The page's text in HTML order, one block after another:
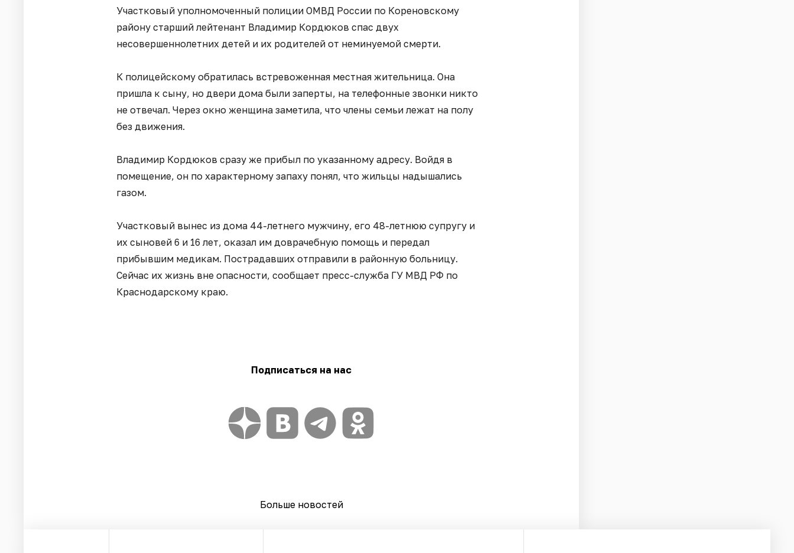
Участковый уполномоченный полиции ОМВД России по Кореновскому
району старший лейтенант Владимир Кордюков спас двух
несовершеннолетних детей и их родителей от неминуемой смерти.
К полицейскому обратилась встревоженная местная жительница. Она
пришла к сыну, но двери дома были заперты, на телефонные звонки никто
не отвечал. Через окно женщина заметила, что члены семьи лежат на полу
без движения.
Владимир Кордюков сразу же прибыл по указанному адресу. Войдя в
помещение, он по характерному запаху понял, что жильцы надышались
газом.
Участковый вынес из дома 44-летнего мужчину, его 48-летнюю супругу и
их сыновей 6 и 16 лет, оказал им доврачебную помощь и передал
прибывшим медикам. Пострадавших отправили в районную больницу.
Сейчас их жизнь вне опасности, сообщает пресс-служба ГУ МВД РФ по
Краснодарскому краю.
Подписаться на нас
Больше новостей